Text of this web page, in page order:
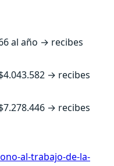
al año → recibes
→ recibes
→ recibes
al-trabajo-de-la-